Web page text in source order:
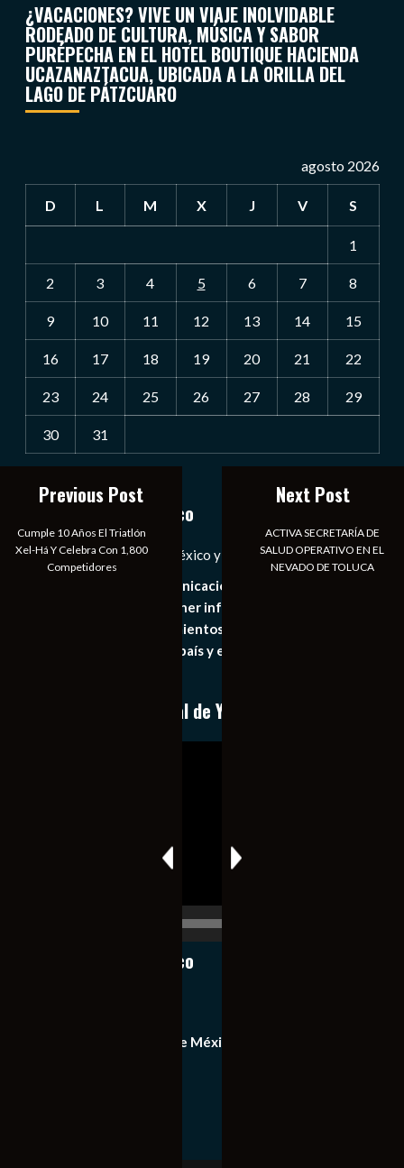
¿VACACIONES? VIVE UN VIAJE INOLVIDABLE
RODEADO DE CULTURA, MÚSICA Y SABOR
PURÉPECHA EN EL HOTEL BOUTIQUE HACIENDA
UCAZANAZTACUA, UBICADA A LA ORILLA DEL
LAGO DE PÁTZCUARO
agosto 2026
D L M X J V S
1
2 3 4 5 6 7 8
9 10 11 12 13 14 15
16 17 18 19 20 21 22
23 24 25 26 27 28 29
30 31
Notiexpress de México
Las Noticias Diarias de México y el Mundo a Tu Alcance
Somos un medio de comunicación digital que tiene como
principal objetivo mantener informado al publico en
general de los acontecimientos mas recientes e
importantes de nuestro país y el mundo de forma eficaz,
Conoce nuestro canal de YouTube
Notiexpress de México
Equipo de Notiexpress de México
Previous Post
Cumple 10 Años El Triatlón
Xel-Há Y Celebra Con 1,800
Competidores
Next Post
ACTIVA SECRETARÍA DE
SALUD OPERATIVO EN EL
NEVADO DE TOLUCA